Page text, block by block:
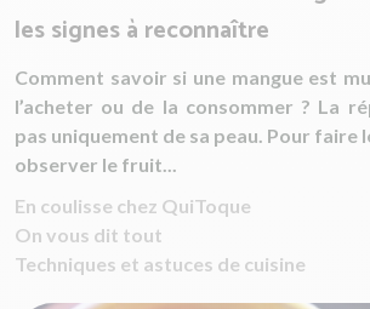
les signes à reconnaître
Comment savoir si une mangue est
l’acheter ou de la consommer ? La
pas uniquement de sa peau. Pour faire
observer le fruit...
En coulisse chez QuiToque
On vous dit tout
Techniques et astuces de cuisine